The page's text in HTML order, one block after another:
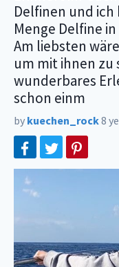
Delfinen und ich
Menge Delfine
Am liebsten
um mit ihnen zu
wunderbares
schon einm
by kuechen_rock8